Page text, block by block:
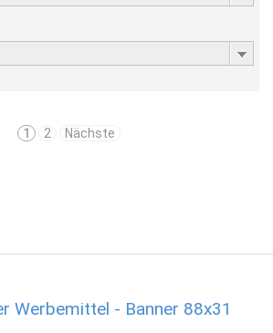
1 2 Nächste
Werbemittel - Banner 88x31